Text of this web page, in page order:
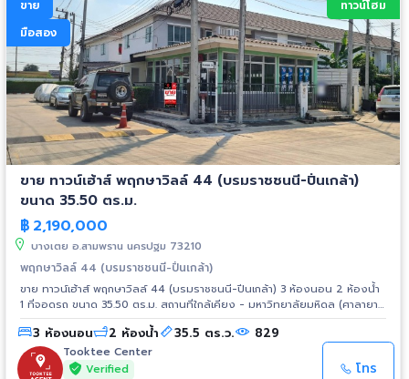
สภาพแวดล้อมดี สะอาด - สิ่งอำนวยความสะดวกภายในโครงการ ได้แก่ สนาม
เด็กเล่น/สวนสาธารณะ, สระว่ายน้ำ, ฟิตเนส, คลับเฮ้าส์ - ใกล้ห้างสรรพสินค้า
Image Mall, เซ็นทรัล ศาลายา, ไทวัสดุ, แม็คโคร ศาลายา - ใกล้โรงพยาบาลโรง
พยาบาลราชพิพัฒน์ - ใกล้โรงเรียนมหิดล, โรงเรียนเอกดรุณ **การเดินทาง** -
ตัวบ้านห่างจากหน้าโครงการเพียง 120 เมตร - หน้าโครงการติดถนนพุทธมณฑล
สาย4 - เข้า-ออกได้หลายเส้นทาง ได้แก่ ถนนเพชรเกษม, พุทธมณฑลพุทธมณฑล
- ใกล้รถไฟฟ้าสายสีน้ำเงิน "สถานีหลักสอง" - ใกล้จุดขึ้นทางด่วน "ศรีรัช-
วงแหวน"
ขาย
มือสอง
ทาวน์โฮม
ขาย ทาวน์เฮ้าส์ พฤกษาวิลล์ 44 (บรมราชชนนี-ปิ่นเกล้า)
ขนาด 35.50 ตร.ม.
฿ 2,190,000
บางเตย อ.สามพราน นครปฐม 73210
พฤกษาวิลล์ 44 (บรมราชชนนี-ปิ่นเกล้า)
ขาย ทาวน์เฮ้าส์ พฤกษาวิลล์ 44 (บรมราชชนนี-ปิ่นเกล้า) 3 ห้องนอน 2 ห้องน้ำ
1 ที่จอดรถ ขนาด 35.50 ตร.ม. สถานที่ใกล้เคียง - มหาวิทยาลัยมหิดล (ศาลายา)
- มหาวิทยาลัยเทคโนโลยีราชมงคล (ศาลายา) - รร.มหิดลวิทยานุสรณ์ -
ร.พ.ศาลายา - Lotus สาย 5 - Big C สาย 5 - ตลาดน้ำดอนหวาย-วัดไร่ขิง
3 ห้องนอน 2 ห้องน้ำ 35.5 ตร.ว. 829
Tooktee Center
Verified
โทร